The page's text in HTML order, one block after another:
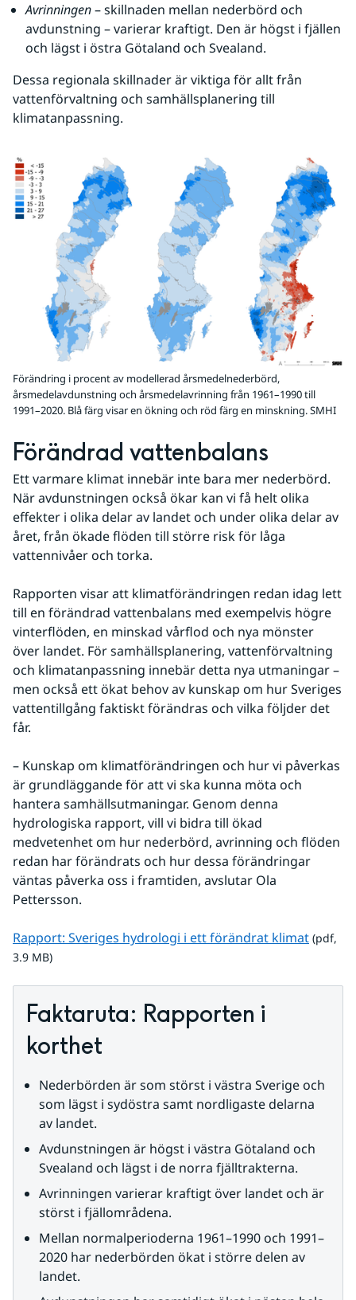
Avrinningen – skillnaden mellan nederbörd och
avdunstning – varierar kraftigt. Den är högst i fjällen
och lägst i östra Götaland och Svealand.
Dessa regionala skillnader är viktiga för allt från
vattenförvaltning och samhällsplanering till
klimatanpassning.
Förändring i procent av modellerad årsmedelnederbörd,
årsmedelavdunstning och årsmedelavrinning från 1961–1990 till
1991–2020. Blå färg visar en ökning och röd färg en minskning.SMHI
Förändrad vattenbalans
Ett varmare klimat innebär inte bara mer nederbörd.
När avdunstningen också ökar kan vi få helt olika
effekter i olika delar av landet och under olika delar av
året, från ökade flöden till större risk för låga
vattennivåer och torka.
Rapporten visar att klimatförändringen redan idag lett
till en förändrad vattenbalans med exempelvis högre
vinterflöden, en minskad vårflod och nya mönster
över landet. För samhällsplanering, vattenförvaltning
och klimatanpassning innebär detta nya utmaningar –
men också ett ökat behov av kunskap om hur Sveriges
vattentillgång faktiskt förändras och vilka följder det
får.
– Kunskap om klimatförändringen och hur vi påverkas
är grundläggande för att vi ska kunna möta och
hantera samhällsutmaningar. Genom denna
hydrologiska rapport, vill vi bidra till ökad
medvetenhet om hur nederbörd, avrinning och flöden
redan har förändrats och hur dessa förändringar
väntas påverka oss i framtiden, avslutar Ola
Pettersson.
Rapport: Sveriges hydrologi i ett förändrat klimatpdf, 3.9
(pdf,
3.9 MB)
Faktaruta: Rapporten i
korthet
Nederbörden är som störst i västra Sverige och
som lägst i sydöstra samt nordligaste delarna
av landet.
Avdunstningen är högst i västra Götaland och
Svealand och lägst i de norra fjälltrakterna.
Avrinningen varierar kraftigt över landet och är
störst i fjällområdena.
Mellan normalperioderna 1961–1990 och 1991–
2020 har nederbörden ökat i större delen av
landet.